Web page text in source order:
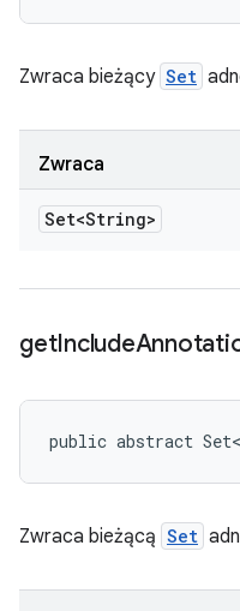
Zwraca bieżący Set
Zwraca
Set<String>
getInclude
public abstract
Zwraca bieżącą Set